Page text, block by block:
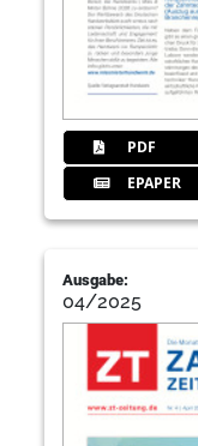
PDF
EPAPER
Ausgabe:
04/2025